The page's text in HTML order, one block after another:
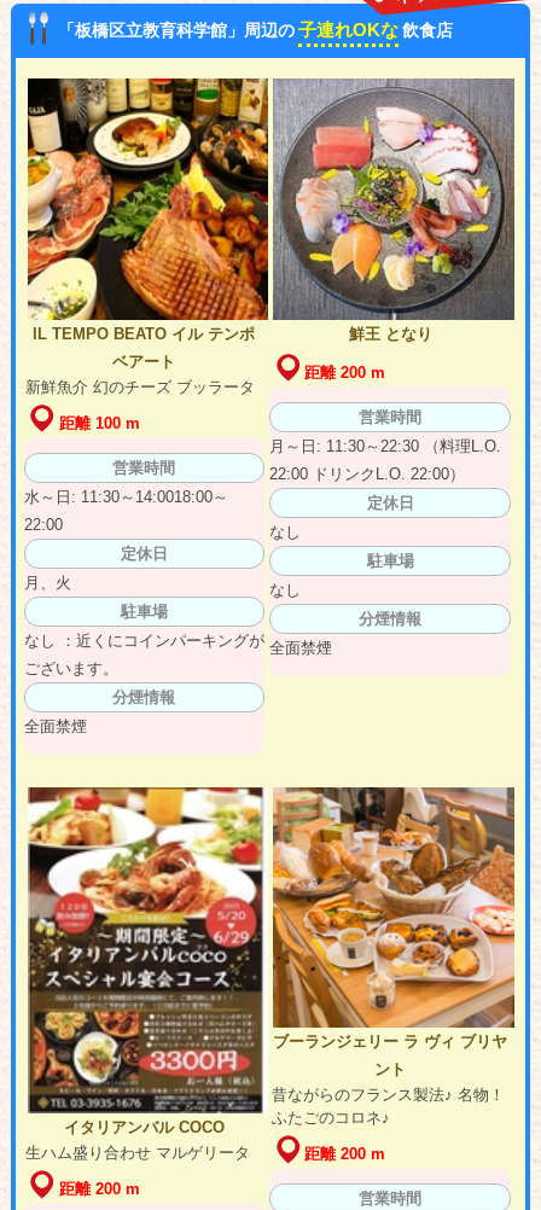
「板橋区立教育科学館」周辺の子連れOKな 飲食店
IL TEMPO BEATO イル テンポ
ベアート
新鮮魚介 幻のチーズ ブッラータ
距離 100 m
営業時間
水～日: 11:30～14:0018:00～
22:00
定休日
月、火
駐車場
なし ：近くにコインパーキングが
ございます。
分煙情報
全面禁煙
鮮王 となり
距離 200 m
営業時間
月～日: 11:30～22:30 （料理L.O.
22:00 ドリンクL.O. 22:00）
定休日
なし
駐車場
なし
分煙情報
全面禁煙
イタリアンバル COCO
生ハム盛り合わせ マルゲリータ
距離 200 m
ブーランジェリー ラ ヴィ ブリヤ
ント
昔ながらのフランス製法♪ 名物！
ふたごのコロネ♪
距離 200 m
営業時間